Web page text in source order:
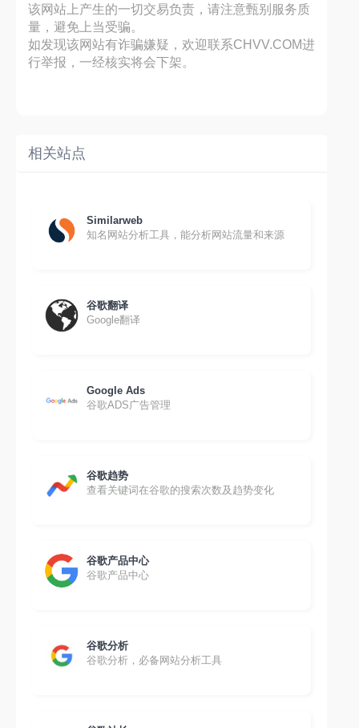
该网站上产生的一切交易负责，请注意甄别服务质
量，避免上当受骗。
如发现该网站有诈骗嫌疑，欢迎联系CHVV.COM进
行举报，一经核实将会下架。
相关站点
Similarweb
知名网站分析工具，能分析网站流量和来源
谷歌翻译
Google翻译
Google Ads
谷歌ADS广告管理
谷歌趋势
查看关键词在谷歌的搜索次数及趋势变化
谷歌产品中心
谷歌产品中心
谷歌分析
谷歌分析，必备网站分析工具